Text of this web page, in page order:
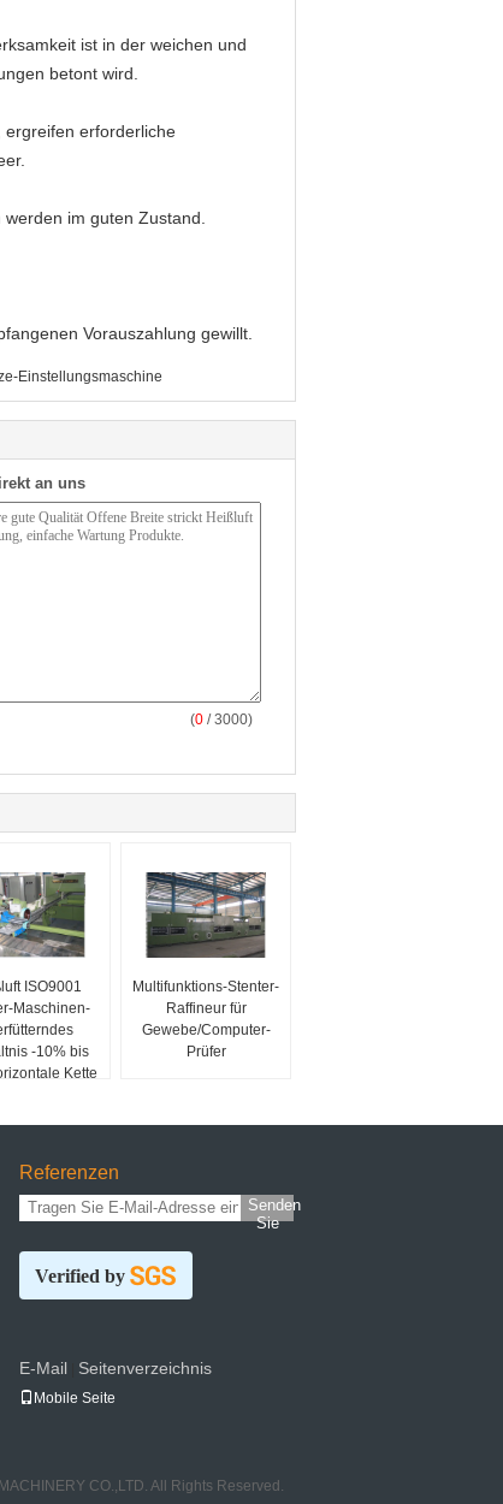
ist in der weichen und
betont wird.
ergreifen erforderliche
im guten Zustand.
Vorauszahlung gewillt.
Einstellungsmaschine
an uns
(0 / 3000)
ISO9001
Maschinen-
-10% bis
Kette
Multifunktions-Stenter-
Raffineur für
Gewebe/Computer-
Prüfer
Referenzen
Senden
Sie
Verified by
E-Mail Seitenverzeichnis
Mobile Seite
CO.,LTD. All Rights Reserved.